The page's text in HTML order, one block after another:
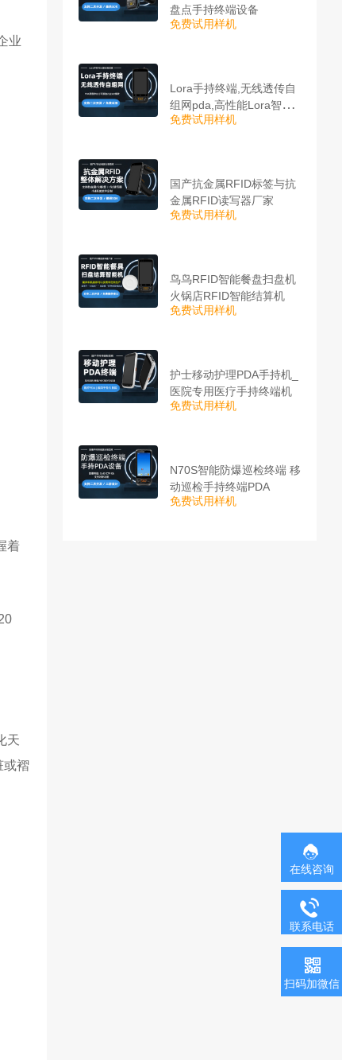
业
着
天
或褶
盘点手持终端设备
免费试用样机
Lora手持终端,无线透传自
组网pda,高性能Lora智能
巡检机
免费试用样机
国产抗金属RFID标签与抗
金属RFID读写器厂家
免费试用样机
鸟鸟RFID智能餐盘扫盘机
火锅店RFID智能结算机
免费试用样机
护士移动护理PDA手持机_
医院专用医疗手持终端机
免费试用样机
N70S智能防爆巡检终端 移
动巡检手持终端PDA
免费试用样机
在线咨询
联系电话
扫码加微信